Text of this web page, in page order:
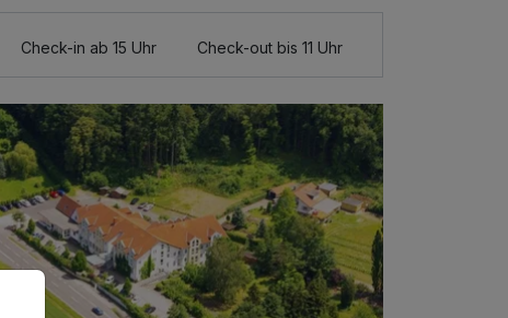
Check-in ab 15 Uhr Check-out bis 11 Uhr